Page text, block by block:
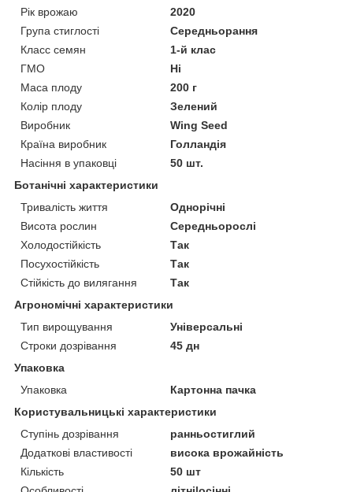
Рік врожаю
2020
Група стиглості
Середньорання
Класс семян
1-й клас
ГМО
Ні
Маса плоду
200 г
Колір плоду
Зелений
Виробник
Wing Seed
Країна виробник
Голландія
Насіння в упаковці
50 шт.
Ботанічні характеристики
Тривалість життя
Однорічні
Висота рослин
Середньорослі
Холодостійкість
Так
Посухостійкість
Так
Стійкість до вилягання
Так
Агрономічні характеристики
Тип вирощування
Універсальні
Строки дозрівання
45 дн
Упаковка
Упаковка
Картонна пачка
Користувальницькі характеристики
Ступінь дозрівання
ранньостиглий
Додаткові властивості
висока врожайність
Кількість
50 шт